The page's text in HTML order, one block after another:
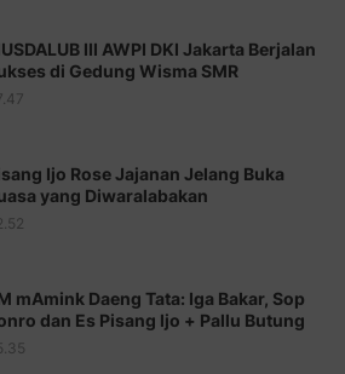
III AWPI DKI Jakarta Berjalan
di Gedung Wisma SMR
Ijo Rose Jajanan Jelang Buka
yang Diwaralabakan
mAmink Daeng Tata: Iga Bakar, Sop
dan Es Pisang Ijo + Pallu Butung